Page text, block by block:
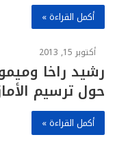
أكمل القراءة »
أكتوبر 15, 2013
حول ترسيم
أكمل القراءة »